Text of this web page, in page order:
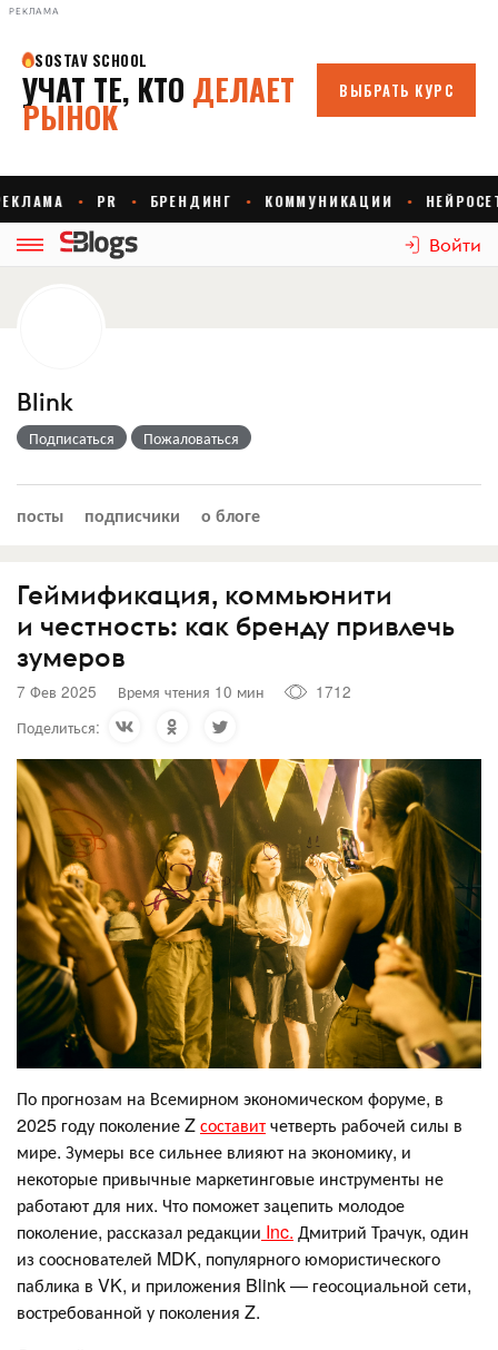
РЕКЛАМА
Войти
Blink
Подписаться Пожаловаться
посты подписчики о блоге
Геймификация, коммьюнити
и честность: как бренду привлечь
зумеров
7 Фев 2025 Время чтения 10 мин
1712
Поделиться:
По прогнозам на Всемирном экономическом форуме, в
2025 году поколение Zсоставитчетверть рабочей силы в
мире. Зумеры все сильнее влияют на экономику, и
некоторые привычные маркетинговые инструменты не
работают для них. Что поможет зацепить молодое
поколение, рассказал редакции Inc. Дмитрий Трачук, один
из сооснователей MDK, популярного юмористического
паблика в VK, и приложения Blink — геосоциальной сети,
востребованной у поколения Z.